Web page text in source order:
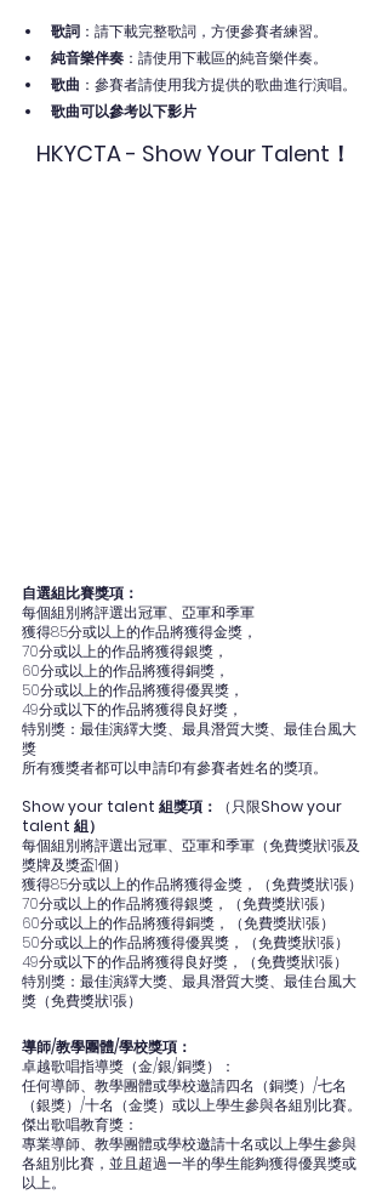
歌詞 ：請下載完整歌詞，方便參賽者練習。
純音樂伴奏 ：請使用下載區的純音樂伴奏。
歌曲 ：參賽者請使用我方提供的歌曲進行演唱。
歌曲可以參考以下影片
HKYCTA - Show Your Talent！
自選組比賽獎項：
每個組別將評選出冠軍、亞軍和季軍
獲得85分或以上的作品將獲得金獎，
70分或以上的作品將獲得銀獎，
60分或以上的作品將獲得銅獎，
50分或以上的作品將獲得優異獎，
49分或以下的作品將獲得良好獎，
特別獎：最佳演繹大獎、最具潛質大獎、最佳台風大
獎
所有獲獎者都可以申請印有參賽者姓名的獎項。
Show your talent 組獎項：
（只限Show your
talent 組）
每個組別將評選出冠軍、亞軍和季軍（免費獎狀1張及
獎牌及獎盃1個）
獲得85分或以上的作品將獲得金獎，（免費獎狀1張）
70分或以上的作品將獲得銀獎，（免費獎狀1張）
60分或以上的作品將獲得銅獎，（免費獎狀1張）
50分或以上的作品將獲得優異獎，（免費獎狀1張）
49分或以下的作品將獲得良好獎，（免費獎狀1張）
特別獎：最佳演繹大獎、最具潛質大獎、最佳台風大
獎（免費獎狀1張）
導師/教學團體/學校獎項：
卓越歌唱指導獎（金/銀/銅獎）：
任何導師、教學團體或學校邀請四名（銅獎）/七名
（銀獎）/十名（金獎）或以上學生參與各組別比賽。
傑出歌唱教育獎：
專業導師、教學團體或學校邀請十名或以上學生參與
各組別比賽，並且超過一半的學生能夠獲得優異獎或
以上。